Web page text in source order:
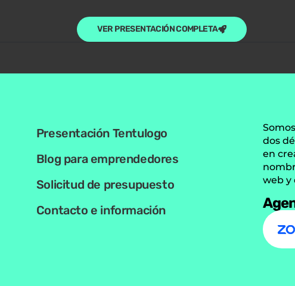
VER PRESENTACIÓN COMPLETA
Presentación Tentulogo
Blog para emprendedores
Solicitud de presupuesto
Contacto e información
dos
en
web y